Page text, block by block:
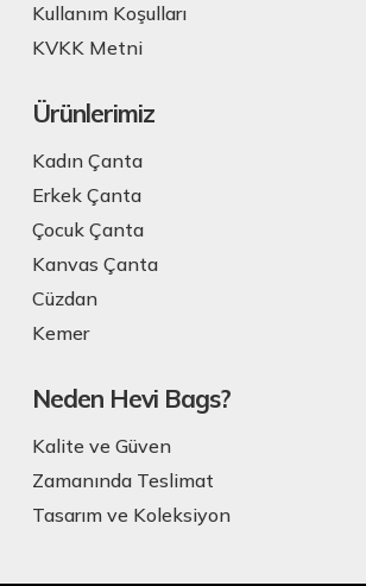
Kullanım Koşulları
KVKK Metni
Ürünlerimiz
Kadın Çanta
Erkek Çanta
Çocuk Çanta
Kanvas Çanta
Cüzdan
Kemer
Neden Hevi Bags?
Kalite ve Güven
Zamanında Teslimat
Tasarım ve Koleksiyon